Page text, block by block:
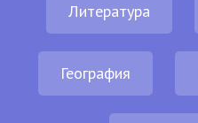
Литература
География